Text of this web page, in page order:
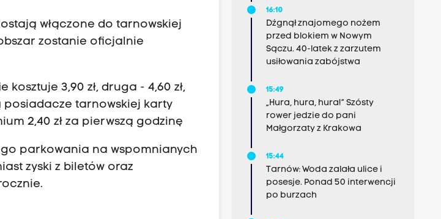
włączone do tarnowskiej
zostanie oficjalnie
3,90 zł, druga - 4,60 zł,
posiadacze tarnowskiej karty
2,40 zł za pierwszą godzinę
parkowania na wspomnianych
zyski z biletów oraz
16:10
Dźgnął znajomego nożem
przed blokiem w Nowym
Sączu. 40-latek z zarzutem
usiłowania zabójstwa
15:49
„Hura, hura, hura!” Szósty
rower jedzie do pani
Małgorzaty z Krakowa
15:44
Tarnów: Woda zalała ulice i
posesje. Ponad 50 interwencji
po burzach